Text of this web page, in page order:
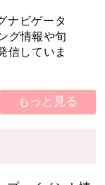
ナビゲータ
グ情報や旬
信していま
もっと見る